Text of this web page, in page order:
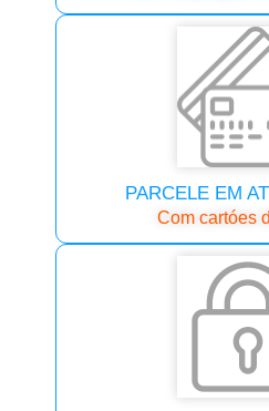
PARCELE EM
Com cartóes